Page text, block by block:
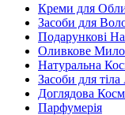
Креми для
Засоби для
Подарункові
Оливкове
Натуральна
Засоби для
Доглядова
Парфумерія